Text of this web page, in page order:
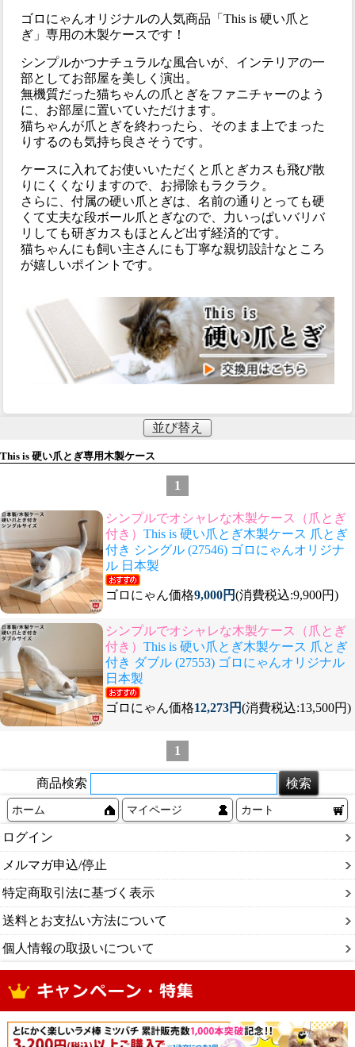
ゴロにゃんオリジナルの人気商品「This is 硬い爪と
ぎ」専用の木製ケースです！
シンプルかつナチュラルな風合いが、インテリアの一
部としてお部屋を美しく演出。
無機質だった猫ちゃんの爪とぎをファニチャーのよう
に、お部屋に置いていただけます。
猫ちゃんが爪とぎを終わったら、そのまま上でまった
りするのも気持ち良さそうです。
ケースに入れてお使いいただくと爪とぎカスも飛び散
りにくくなりますので、お掃除もラクラク。
さらに、付属の硬い爪とぎは、名前の通りとっても硬
くて丈夫な段ボール爪とぎなので、力いっぱいバリバ
リしても研ぎカスもほとんど出ず経済的です。
猫ちゃんにも飼い主さんにも丁寧な親切設計なところ
が嬉しいポイントです。
並び替え
This is 硬い爪とぎ専用木製ケース
1
シンプルでオシャレな木製ケース（爪とぎ
付き） This is 硬い爪とぎ木製ケース 爪とぎ
付き シングル (27546) ゴロにゃんオリジナ
ル 日本製
ゴロにゃん価格9,000円(消費税込:9,900円)
シンプルでオシャレな木製ケース（爪とぎ
付き） This is 硬い爪とぎ木製ケース 爪とぎ
付き ダブル (27553) ゴロにゃんオリジナル
日本製
ゴロにゃん価格12,273円(消費税込:13,500円)
1
商品検索
ホーム マイページ カート
ログイン
メルマガ申込/停止
特定商取引法に基づく表示
送料とお支払い方法について
個人情報の取扱いについて